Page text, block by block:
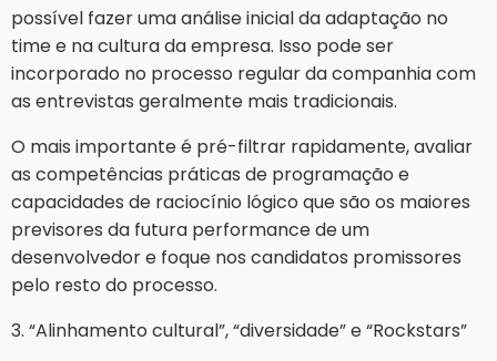
possível fazer uma análise inicial da adaptação no
time e na cultura da empresa. Isso pode ser
incorporado no processo regular da companhia com
as entrevistas geralmente mais tradicionais.
O mais importante é pré-filtrar rapidamente, avaliar
as competências práticas de programação e
capacidades de raciocínio lógico que são os maiores
previsores da futura performance de um
desenvolvedor e foque nos candidatos promissores
pelo resto do processo.
3. “Alinhamento cultural”, “diversidade” e “Rockstars”